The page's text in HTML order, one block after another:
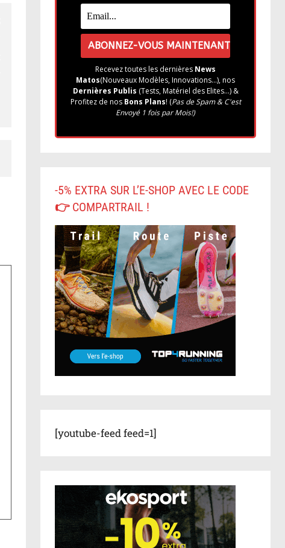
Recevez toutes les dernières News
Matos(Nouveaux Modèles, Innovations...), nos
Dernières Publis (Tests, Matériel des Elites...) &
Profitez de nosBons Plans! (Pas de Spam & C'est
Envoyé 1 fois par Mois!)
-5% EXTRA SUR L’E-SHOP AVEC LE CODE
👉 COMPARTRAIL !
[youtube-feed feed=1]